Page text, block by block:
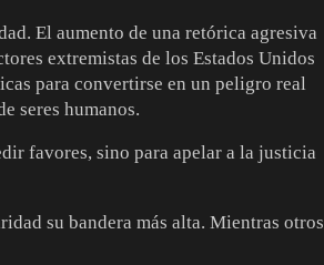
El aumento de una retórica agresiva
extremistas de los Estados Unidos
para convertirse en un peligro real
seres humanos.
favores, sino para apelar a la justicia
su bandera más alta. Mientras otros